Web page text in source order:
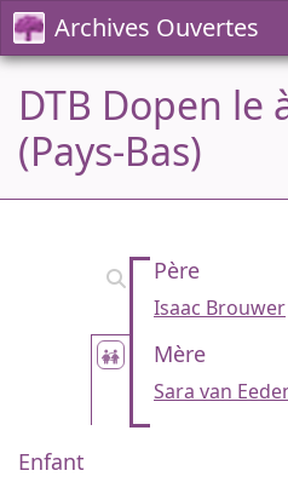
Archives Ouvertes
DTB Dopen le
(Pays-Bas)
Père
Isaac Brouwer
Mère
Sara van
Enfant